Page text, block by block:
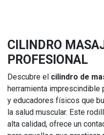
CILINDRO
PROFESIONAL
Descubre el cilindro de
herramienta
y educadores físicos que
la salud muscular. Este
alta calidad, ofrece un